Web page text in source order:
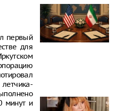
первый
для
минут и